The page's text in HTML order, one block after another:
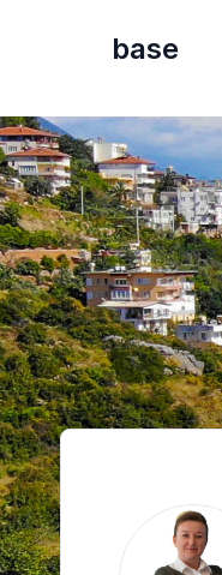
base